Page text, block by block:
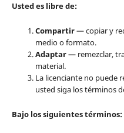
Usted es libre de:
Compartir— copiar y
medio o formato.
Adaptar— remezclar,
material.
La licenciante no puede
usted siga los términos
Bajolos siguientes términos: